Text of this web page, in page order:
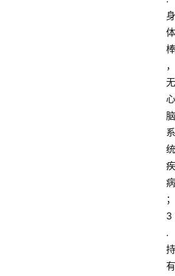
身
体
棒
，
无
心
脑
系
统
疾
病
；
3
.
持
有